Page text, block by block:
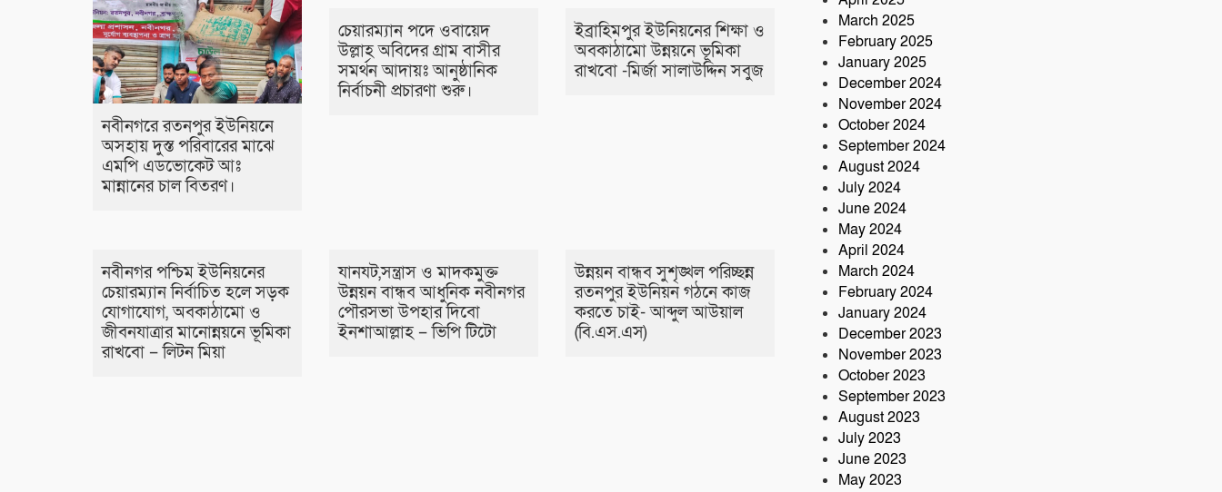
নবীনগরে রতনপুর ইউনিয়নে
অসহায় দুস্ত পরিবারের মাঝে
এমপি এডভোকেট আঃ
মান্নানের চাল বিতরণ।
চেয়ারম্যান পদে ওবায়েদ
উল্লাহ অবিদের গ্রাম বাসীর
সমর্থন আদায়ঃ আনুষ্ঠানিক
নির্বাচনী প্রচারণা শুরু।
ইব্রাহিমপুর ইউনিয়নের শিক্ষা ও
অবকাঠামো উন্নয়নে ভূমিকা
রাখবো -মির্জা সালাউদ্দিন সবুজ
নবীনগর পশ্চিম ইউনিয়নের
চেয়ারম্যান নির্বাচিত হলে সড়ক
যোগাযোগ, অবকাঠামো ও
জীবনযাত্রার মানোন্নয়নে ভূমিকা
রাখবো – লিটন মিয়া
যানযট,সন্ত্রাস ও মাদকমুক্ত
উন্নয়ন বান্ধব আধুনিক নবীনগর
পৌরসভা উপহার দিবো
ইনশাআল্লাহ – ভিপি টিটো
উন্নয়ন বান্ধব সুশৃঙ্খল পরিচ্ছন্ন
রতনপুর ইউনিয়ন গঠনে কাজ
করতে চাই- আব্দুল আউয়াল
(বি.এস.এস)
March 2025
February 2025
January 2025
December 2024
November 2024
October 2024
September 2024
August 2024
July 2024
June 2024
May 2024
April 2024
March 2024
February 2024
January 2024
December 2023
November 2023
October 2023
September 2023
August 2023
July 2023
June 2023
May 2023